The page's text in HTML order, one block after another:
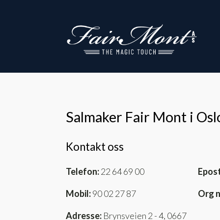
Salmaker Fair Mont i
Kontakt oss
Telefon:22 64 69 00
Mobil:90 02 27 87
Adresse: Brynsveien 2 - 4, 0667
Org